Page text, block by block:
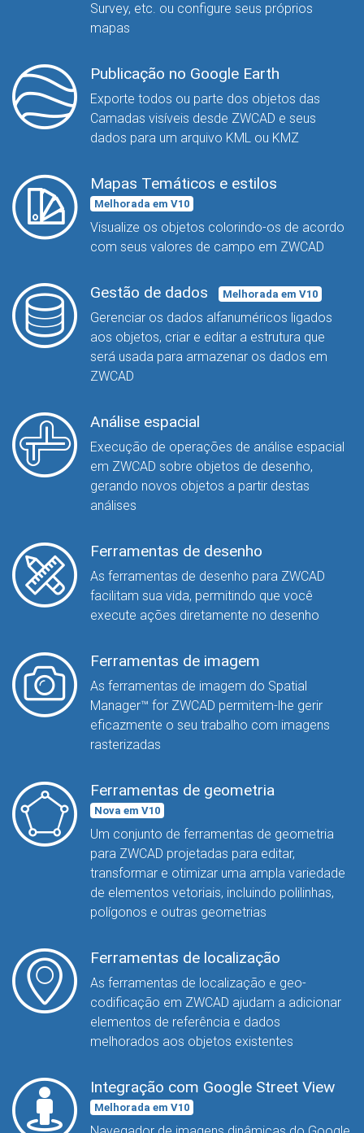
Survey, etc. ou configure seus próprios
mapas
Publicação no Google Earth
Exporte todos ou parte dos objetos das
Camadas visíveis desde ZWCAD e seus
dados para um arquivo KML ou KMZ
Mapas Temáticos e estilos
Melhorada em V10
Visualize os objetos colorindo-os de acordo
com seus valores de campo em ZWCAD
Gestão de dados Melhorada em V10
Gerenciar os dados alfanuméricos ligados
aos objetos, criar e editar a estrutura que
será usada para armazenar os dados em
ZWCAD
Análise espacial
Execução de operações de análise espacial
em ZWCAD sobre objetos de desenho,
gerando novos objetos a partir destas
análises
Ferramentas de desenho
As ferramentas de desenho para ZWCAD
facilitam sua vida, permitindo que você
execute ações diretamente no desenho
Ferramentas de imagem
As ferramentas de imagem do Spatial
Manager™ for ZWCAD permitem-lhe gerir
eficazmente o seu trabalho com imagens
rasterizadas
Ferramentas de geometria
Nova em V10
Um conjunto de ferramentas de geometria
para ZWCAD projetadas para editar,
transformar e otimizar uma ampla variedade
de elementos vetoriais, incluindo polilinhas,
polígonos e outras geometrias
Ferramentas de localização
As ferramentas de localização e geo-
codificação em ZWCAD ajudam a adicionar
elementos de referência e dados
melhorados aos objetos existentes
Integração com Google Street View
Melhorada em V10